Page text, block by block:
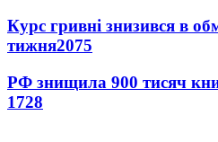
Курс гривні знизився в
тижня2075
РФ знищила 900 тисяч
1728